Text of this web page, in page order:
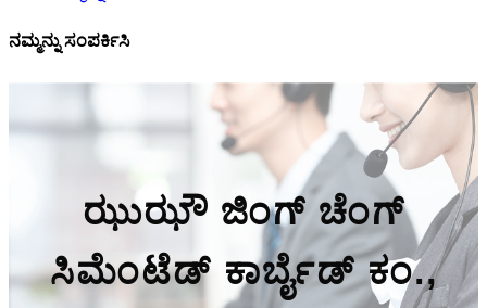
ನಮ್ಮನ್ನು ಸಂಪರ್ಕಿಸಿ
ಝುಝೌ ಜಿಂಗ್ ಚೆಂಗ್
ಸಿಮೆಂಟೆಡ್ ಕಾರ್ಬೈಡ್ ಕಂ.,